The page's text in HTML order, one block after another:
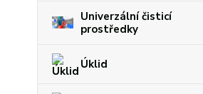
Univerzální čisticí
prostředky
Úklid